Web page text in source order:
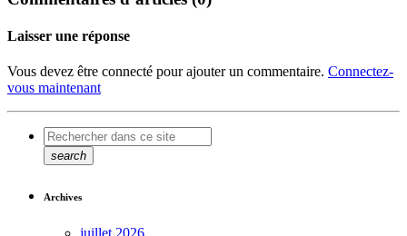
Laisser une réponse
Vous devez être connecté pour ajouter un commentaire. Connectez-
vous maintenant
search
Archives